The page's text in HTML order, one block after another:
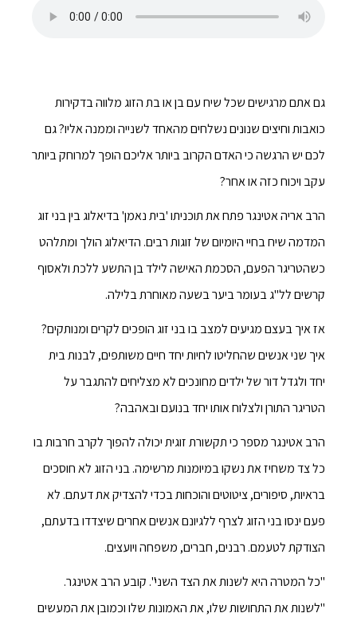
גם אתם מרגישים שכל שיח עם בן או בת הזוג מלווה בדקירות
כואבות וחיצים שנונים נשלחים מהאחד לשנייה וממנה אליו? גם
לכם יש הרגשה כי האדם הקרוב ביותר אליכם הופך למרוחק ביותר
עקב ויכוח כזה או אחר?
הרב אריה אטינגר פתח את תוכניתו 'בית נאמן' בדיאלוג בין בני זוג
המדמה שיח בחיי היומיום של זוגות רבים. הדיאלוג הולך ומתלהט
כשהטריגר הפעם, הסכמת האישה לילד בן התשע ללכת ולאסוף
קרשים לל"ג בעומר ביער בשעה מאוחרת בלילה.
אז איך בעצם מגיעים למצב בו בני זוג הופכים לקרים ומנותקים?
איך שני אנשים שהחליטו לחיות יחד חיים משותפים, לבנות בית
יחד ולגדל דור של ילדים מחונכים לא מצליחים להתגבר על
הטריגר התורן ולצלוח אותו יחד בנועם ובאהבה?
הרב אטינגר מספר כי תקשורת זוגית יכולה להפוך לקרב חרבות בו
כל צד משחיז את נשקו במיומנות מרשימה. בני הזוג לא חוסכים
בראיות, סיפורים, ציטוטים והוכחות בכדי להצדיק את דעתם. לא
פעם ינסו בני הזוג לצרף ללגיונם אנשים אחרים שיצדדו בדעתם,
הצודקת לטעמם. רבנים, חברים, משפחה ויועצים.
"כל המטרה היא לשנות את הצד השני". קובע הרב אטינגר.
"לשנות את התחושות שלו, את האמונות שלו וכמובן את המעשים